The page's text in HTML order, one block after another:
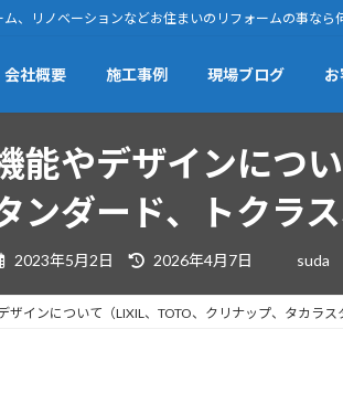
、リノベーションなどお住まいのリフォームの事なら
会社概要 施工事例 現場ブログ
能やデザインにつ
ンダード、トクラス
2023年5月2日
最
終
新
日
2026年4月7日 suda
インについて（LIXIL、TOTO、クリナップ、タカラス